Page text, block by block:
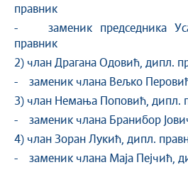
правник
- заменик председника
правник
2) члан Драгана Одовић, дипл.
- заменик члана Вељко
3) члан Немања Поповић, дипл.
- заменик члана Бранибор
4) члан Зоран Лукић, дипл.
- заменик члана Маја Пејчић,